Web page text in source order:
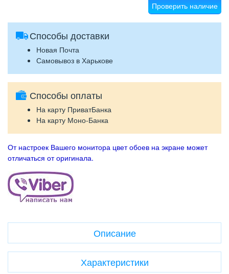
Проверить наличие
Способы доставки
Новая Почта
Самовывоз в Харькове
Способы оплаты
На карту ПриватБанка
На карту Моно-Банка
От настроек Вашего монитора цвет обоев на экране может
отличаться от оригинала.
Описание
Характеристики